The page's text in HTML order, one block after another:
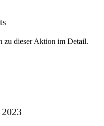
zu dieser Aktion im Detail.